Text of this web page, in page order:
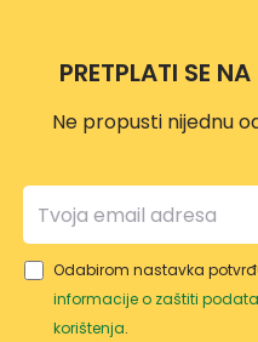
PRETPLATI SE
Ne propusti nijednu
Odabirom nastavka
informacije o zaštiti
korištenja.